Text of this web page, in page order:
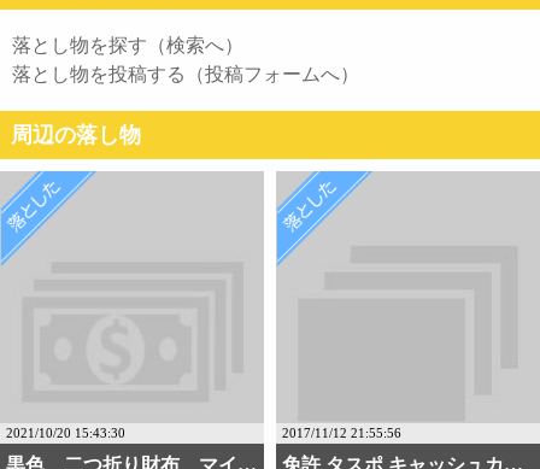
落とし物を探す（検索へ）
落とし物を投稿する（投稿フォームへ）
周辺の落し物
2021/10/20 15:43:30
黒色 二つ折り財布 マイ・・・
2017/11/12 21:55:56
免許 タスポ キャッシュカード